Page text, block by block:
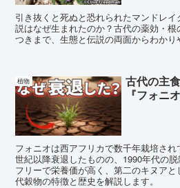
引き抜くと死ぬと恐れられたマンドレ
説はなぜ生まれたのか？古代の薬効・
つきまで、生態と伝説の両面からわかり
植物
古代の主
『フォニ
フォニオは西アフリカで数千年栽培さ
世紀以降衰退したものの、1990年代の
フリーで栄養価が高く、第二のキヌア
代穀物の特徴と歴史を解説します。